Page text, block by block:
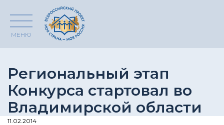
МЕНЮ
Региональный этап
Конкурса стартовал во
Владимирской области
11.02.2014